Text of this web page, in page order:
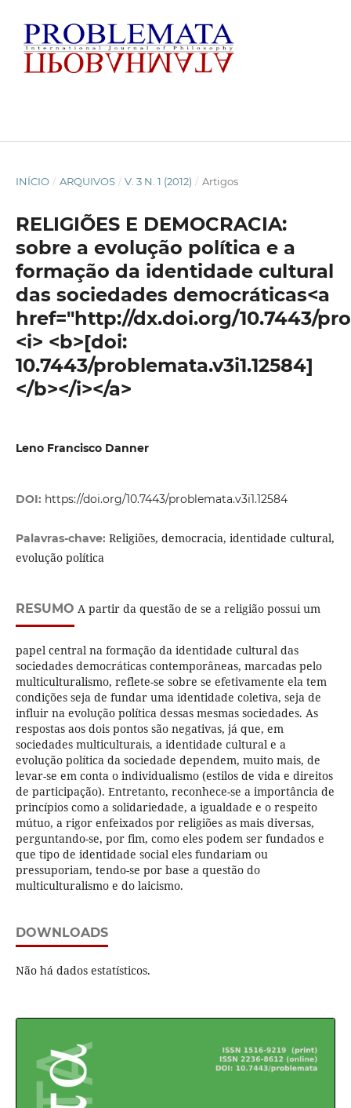
INÍCIO / ARQUIVOS / V. 3 N. 1 (2012) / Artigos
RELIGIÕES E DEMOCRACIA:
sobre a evolução política e a
formação da identidade cultural
das sociedades democráticas<a
href="http://dx.doi.org/10.7443/
<i> <b>[doi:
10.7443/problemata.v3i1.12584]
</b></i></a>
Leno Francisco Danner
DOI: https://doi.org/10.7443/problemata.v3i1.12584
Palavras-chave: Religiões, democracia, identidade cultural,
evolução política
RESUMO A partir da questão de se a religião possui um
papel central na formação da identidade cultural das
sociedades democráticas contemporâneas, marcadas pelo
multiculturalismo, reflete-se sobre se efetivamente ela tem
condições seja de fundar uma identidade coletiva, seja de
influir na evolução política dessas mesmas sociedades. As
respostas aos dois pontos são negativas, já que, em
sociedades multiculturais, a identidade cultural e a
evolução política da sociedade dependem, muito mais, de
levar-se em conta o individualismo (estilos de vida e direitos
de participação). Entretanto, reconhece-se a importância de
princípios como a solidariedade, a igualdade e o respeito
mútuo, a rigor enfeixados por religiões as mais diversas,
perguntando-se, por fim, como eles podem ser fundados e
que tipo de identidade social eles fundariam ou
pressuporiam, tendo-se por base a questão do
multiculturalismo e do laicismo.
DOWNLOADS
Não há dados estatísticos.